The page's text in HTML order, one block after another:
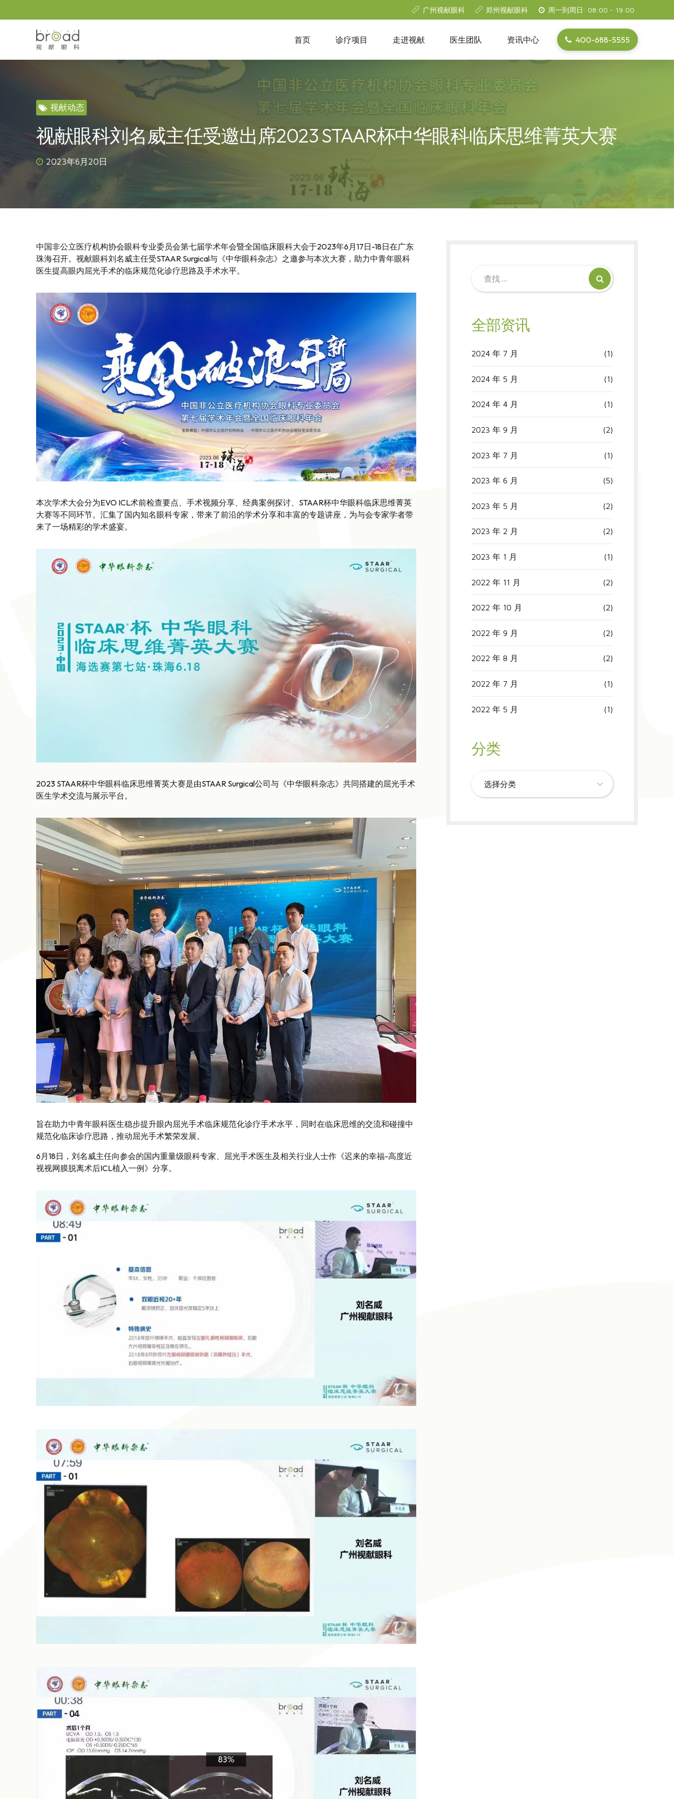
广州视献眼科 郑州视献眼科 周一到周日: 08:00 - 19:00
400-688-5555
首页 诊疗项目 走进视献 医生团队 资讯中心
视献动态
视献眼科刘名威主任受邀出席2023 STAAR杯中华眼科临床思维菁英大赛
2023年6月20日
中国非公立医疗机构协会眼科专业委员会第七届学术年会暨全国临床眼科大会于2023年6月17日-18日在广东
珠海召开。视献眼科刘名威主任受STAAR Surgical与《中华眼科杂志》之邀参与本次大赛，助力中青年眼科
医生提高眼内屈光手术的临床规范化诊疗思路及手术水平。
本次学术大会分为EVO ICL术前检查要点、手术视频分享、经典案例探讨、STAAR杯中华眼科临床思维菁英
大赛等不同环节。汇集了国内知名眼科专家，带来了前沿的学术分享和丰富的专题讲座，为与会专家学者带
来了一场精彩的学术盛宴。
2023 STAAR杯中华眼科临床思维菁英大赛是由STAAR Surgical公司与《中华眼科杂志》共同搭建的屈光手术
医生学术交流与展示平台。
旨在助力中青年眼科医生稳步提升眼内屈光手术临床规范化诊疗手术水平，同时在临床思维的交流和碰撞中
规范化临床诊疗思路，推动屈光手术繁荣发展。
6月18日，刘名威主任向参会的国内重量级眼科专家、屈光手术医生及相关行业人士作《迟来的幸福-高度近
视视网膜脱离术后ICL植入一例》分享。
全部资讯
2024 年 7 月 (1)
2024 年 5 月 (1)
2024 年 4 月 (1)
2023 年 9 月 (2)
2023 年 7 月 (1)
2023 年 6 月 (5)
2023 年 5 月 (2)
2023 年 2 月 (2)
2023 年 1 月 (1)
2022 年 11 月 (2)
2022 年 10 月 (2)
2022 年 9 月 (2)
2022 年 8 月 (2)
2022 年 7 月 (1)
2022 年 5 月 (1)
分类
选择分类